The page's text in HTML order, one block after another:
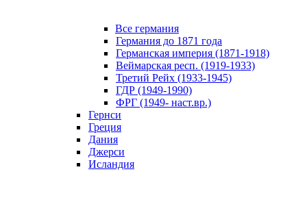
Все германия
Германия до 1871 года
Германская империя (1871-1918)
Веймарская респ. (1919-1933)
Третий Рейх (1933-1945)
ГДР (1949-1990)
ФРГ (1949- наст.вр.)
Гернси
Греция
Дания
Джерси
Исландия